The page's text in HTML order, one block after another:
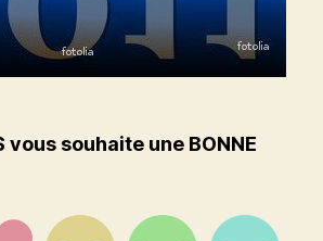
vous souhaite une BONNE